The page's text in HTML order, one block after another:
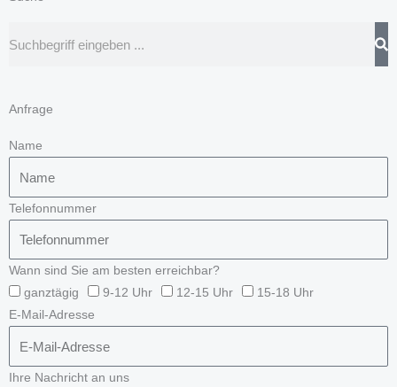
Anfrage
Name
Telefonnummer
Wann sind Sie am besten erreichbar?
ganztägig
9-12 Uhr 12-15 Uhr
15-18 Uhr
E-Mail-Adresse
Ihre Nachricht an uns